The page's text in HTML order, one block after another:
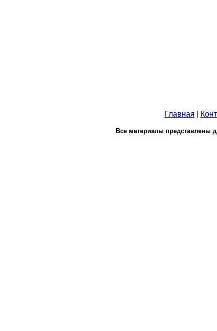
Главная
Все материалы представлены